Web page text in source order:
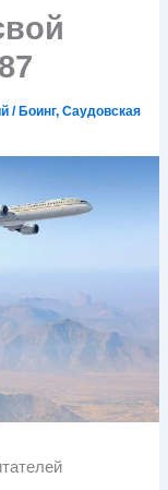
/ Боинг,Саудовская